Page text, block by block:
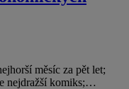
měsíc za pět let;
nejdražší komiks;…